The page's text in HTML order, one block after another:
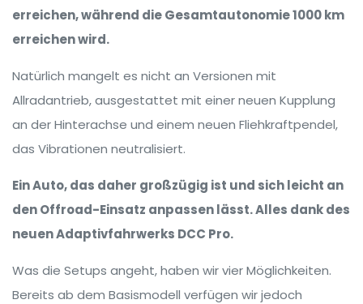
erreichen, während die Gesamtautonomie 1000 km
erreichen wird.
Natürlich mangelt es nicht an Versionen mit
Allradantrieb, ausgestattet mit einer neuen Kupplung
an der Hinterachse und einem neuen Fliehkraftpendel,
das Vibrationen neutralisiert.
Ein Auto, das daher großzügig ist und sich leicht an
den Offroad-Einsatz anpassen lässt. Alles dank des
neuen Adaptivfahrwerks DCC Pro.
Was die Setups angeht, haben wir vier Möglichkeiten.
Bereits ab dem Basismodell verfügen wir jedoch